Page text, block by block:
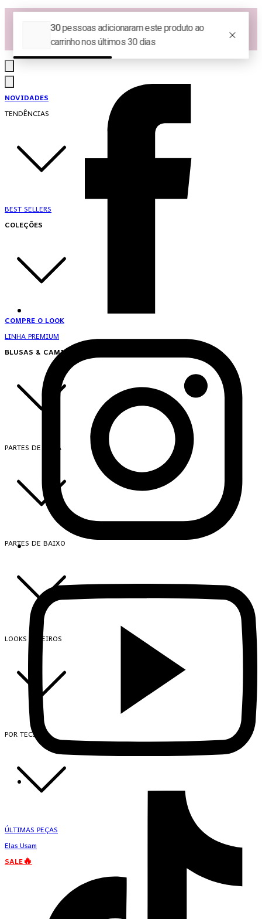
Las Queridas Club🌷 - Ganhe 5% Cashback em pontos na sua compra!
Ganhe 10% OFF na 1ª compra no App: PRIMEIRANOAPP 😍
♡ Coleção Nova: Grace in Motion ♡
NOVIDADES
TENDÊNCIAS
BEST SELLERS
COLEÇÕES
COMPRE O LOOK
LINHA PREMIUM
BLUSAS & CAMISAS
PARTES DE CIMA
PARTES DE BAIXO
LOOKS INTEIROS
POR TECIDO
ÚLTIMAS PEÇAS
Elas Usam
SALE🔥